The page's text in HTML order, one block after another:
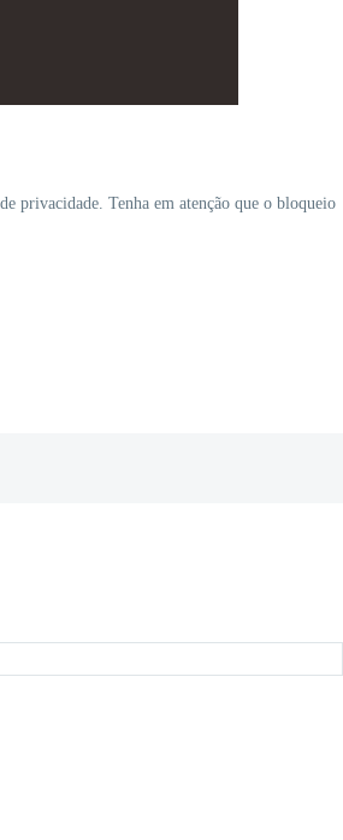
privacidade. Tenha em atenção que o bloqueio